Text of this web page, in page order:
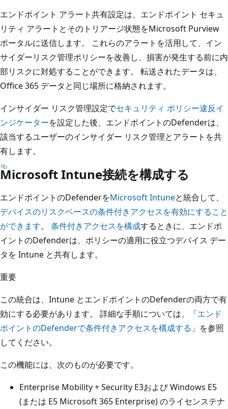
エンドポイント アラート共有設定は、エンドポイント セキュ
リティ アラートとそのトリアージ状態をMicrosoft Purview
ポータルに送信します。 これらのアラートを活用して、イン
サイダーリスク管理ポリシーを改善し、損害が発生する前に内
部リスクに対処することができます。 転送されたデータは、
Office 365 データと同じ場所に格納されます。
インサイダー リスク管理設定でセキュリティ ポリシー違反イ
ンジケーターを設定した後、エンドポイントのDefenderは、
該当するユーザーのインサイダー リスク管理とアラートを共
有します。
Microsoft Intune接続を構成する
エンドポイントのDefenderをMicrosoft Intuneと統合して、
デバイスのリスクベースの条件付きアクセスを有効にすること
ができます。 条件付きアクセスを構成するときに、エンドポ
イントのDefenderは、ポリシーの適用に役立つデバイス デー
タを Intune と共有します。
重要
この統合は、Intune とエンドポイントのDefenderの両方で有
効にする必要があります。 詳細な手順については、「エンド
ポイントのDefenderで条件付きアクセスを構成する 」を参照
してください。
この機能には、次のものが必要です。
Enterprise Mobility + Security E3および Windows E5
(または E5 Microsoft 365 Enterprise) のライセンステナ